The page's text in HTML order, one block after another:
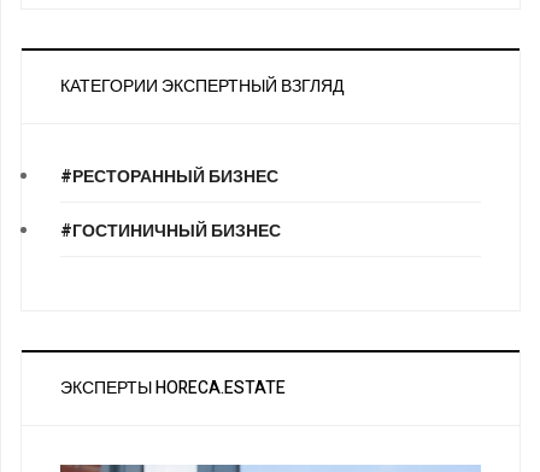
КАТЕГОРИИ ЭКСПЕРТНЫЙ ВЗГЛЯД
#РЕСТОРАННЫЙ БИЗНЕС
#ГОСТИНИЧНЫЙ БИЗНЕС
ЭКСПЕРТЫ HORECA.ESTATE